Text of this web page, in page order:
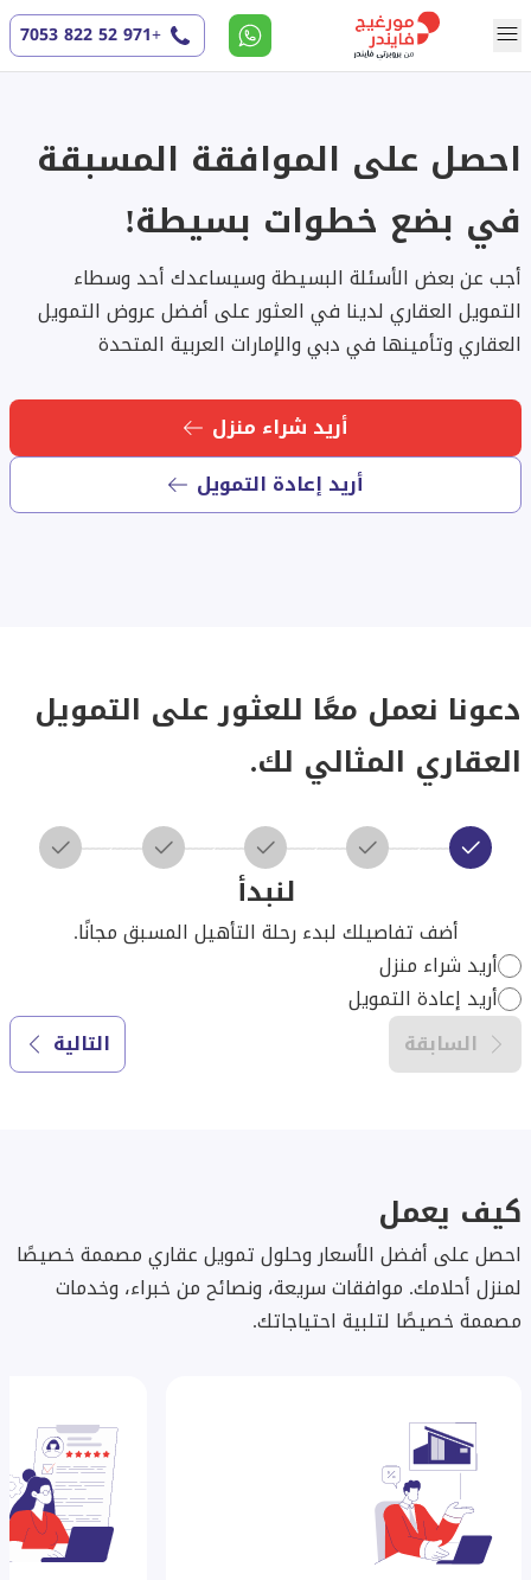
+971 52 822 7053
احصل على الموافقة المسبقة
في بضع خطوات بسيطة!
أجب عن بعض الأسئلة البسيطة وسيساعدك أحد وسطاء
التمويل العقاري لدينا في العثور على أفضل عروض التمويل
العقاري وتأمينها في دبي والإمارات العربية المتحدة
أريد شراء منزل
أريد إعادة التمويل
دعونا نعمل معًا للعثور على التمويل
العقاري المثالي لك.
لنبدأ
أضف تفاصيلك لبدء رحلة التأهيل المسبق مجانًا.
أريد شراء منزل
أريد إعادة التمويل
السابقة
التالية
كيف يعمل
احصل على أفضل الأسعار وحلول تمويل عقاري مصممة خصيصًا
لمنزل أحلامك. موافقات سريعة، ونصائح من خبراء، وخدمات
مصممة خصيصًا لتلبية احتياجاتك.